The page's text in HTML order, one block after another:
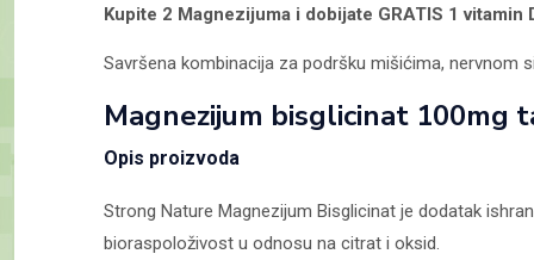
Kupite 2 Magnezijuma i dobijate GRATIS 1
Savršena kombinacija za podršku mišićima, nervnom
Magnezijum bisglicinat 100mg
Opis proizvoda
Strong Nature Magnezijum Bisglicinat je dodatak
bioraspoloživost u odnosu na citrat i oksid.